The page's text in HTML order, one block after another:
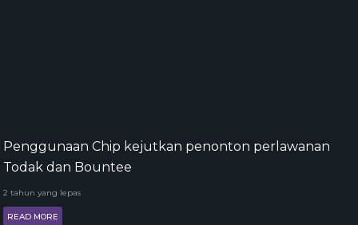
Penggunaan Chip kejutkan penonton perlawanan
Todak dan Bountee
2 tahun yang lepas
READ MORE